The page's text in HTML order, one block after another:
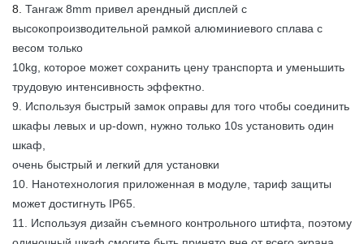
Потребление средней
мощности
400 с ㎡
Максимальный расход
800 с ㎡
Работая Temp/
влажность
-10°-60℃/10%-60%
Temp/влажность
хранения
Обновленный тариф >1 920 Hz
8. Тангаж 8mm привел арендный дисплей с
высокопроизводительной рамкой алюминиевого сплава с
весом только
10kg, которое может сохранить цену транспорта и уменьшить
трудовую интенсивность эффектно.
9. Используя быстрый замок оправы для того чтобы соединить
шкафы левых и up-down, нужно только 10s установить один
шкаф,
очень быстрый и легкий для установки
10. Нанотехнология приложенная в модуле, тариф защиты
может достигнуть IP65.
11. Используя дизайн съемного контрольного штифта, поэтому